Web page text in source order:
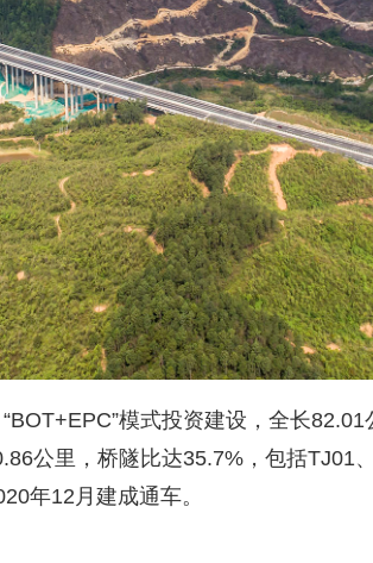
模式投资建设，全长
公里，桥隧比达35.7%，包括TJ01
年12月建成通车。